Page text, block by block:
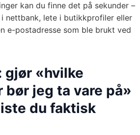
kan du finne det på sekunder –
nettbank, lete i butikkprofiler eller
e-postadresse som ble brukt ved
gjør «hvilke
jeg ta vare på»
du faktisk